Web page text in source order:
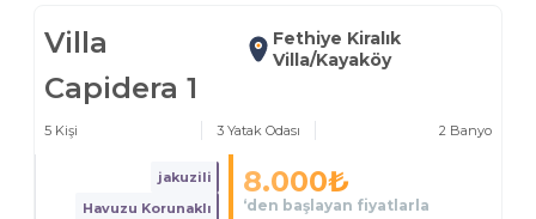
Villa
Capidera 1
Fethiye Kiralık
Villa/Kayaköy
5 Kişi 3 Yatak Odası 2 Banyo
jakuzili
Havuzu Korunaklı
8.000₺
‘den başlayan fiyatlarla